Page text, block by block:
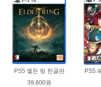
PS5 엘든 링 한글판
39,800원
PS5